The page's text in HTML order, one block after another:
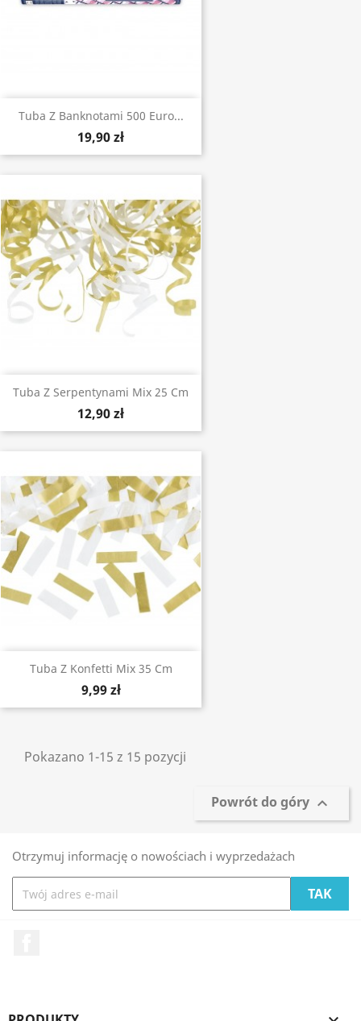
Tuba Z Banknotami 500 Euro...
19,90 zł
Tuba Z Serpentynami Mix 25 Cm
12,90 zł
Tuba Z Konfetti Mix 35 Cm
9,99 zł
Pokazano 1-15 z 15 pozycji
Powrót do góry 
Otrzymuj informację o nowościach i wyprzedażach